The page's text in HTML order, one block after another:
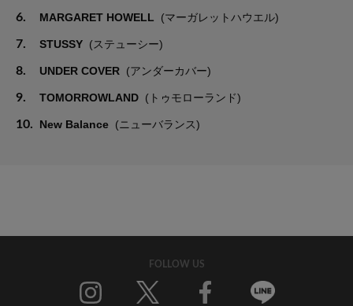
6. MARGARET HOWELL (マーガレットハウエル)
7. STUSSY (ステューシー)
8. UNDER COVER (アンダーカバー)
9. TOMORROWLAND (トゥモローランド)
10. New Balance (ニューバランス)
FOLLOW US